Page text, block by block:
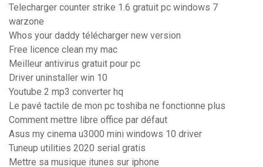
Telecharger counter strike 1.6 gratuit pc windows 7
warzone
Whos your daddy télécharger new version
Free licence clean my mac
Meilleur antivirus gratuit pour pc
Driver uninstaller win 10
Youtube 2 mp3 converter hq
Le pavé tactile de mon pc toshiba ne fonctionne plus
Comment mettre libre office par défaut
Asus my cinema u3000 mini windows 10 driver
Tuneup utilities 2020 serial gratis
Mettre sa musique itunes sur iphone